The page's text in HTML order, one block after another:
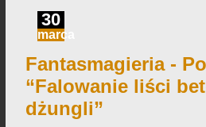
30
marca
Fantasmagieria -
“Falowanie liści
dżungli”